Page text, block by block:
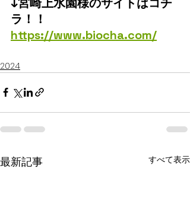
ラ！！
https://www.biocha.com/
2024
最新記事 すべて表示